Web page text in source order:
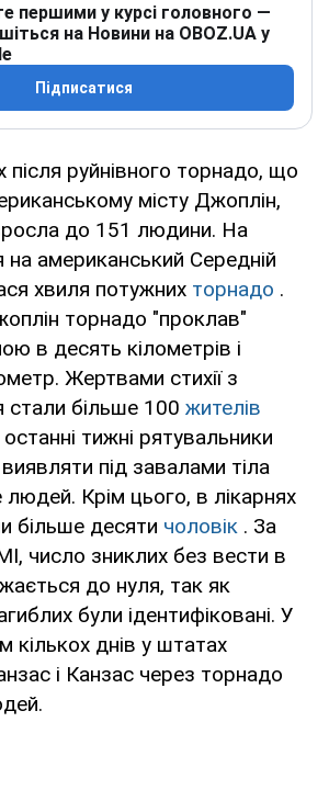
першими у курсі головного —
на Новини на OBOZ.UA у
Підписатися
після руйнівного торнадо, що
місту Джоплін,
до 151 людини. На
на американський Середній
хвиля потужних торнадо .
торнадо "проклав"
в десять кілометрів і
Жертвами стихії з
стали більше 100 жителів
тижні рятувальники
під завалами тіла
людей. Крім цього, в лікарнях
більше десяти чоловік . За
число зниклих без вести в
до нуля, так як
були ідентифіковані. У
кількох днів у штатах
і Канзас через торнадо